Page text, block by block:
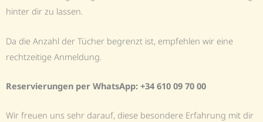
hinter dir zu lassen.
Da die Anzahl der Tücher begrenzt ist, empfehlen wir eine
rechtzeitige Anmeldung.
Reservierungen per WhatsApp: +34 610 09 70 00
Wir freuen uns sehr darauf, diese besondere Erfahrung mit dir